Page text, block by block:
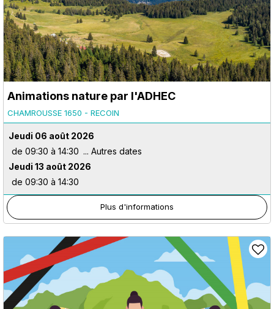
Animations nature par l'ADHEC
CHAMROUSSE 1650 - RECOIN
Jeudi 06 août 2026
de 09:30 à 14:30
Jeudi 13 août 2026
de 09:30 à 14:30
Plus d'informations